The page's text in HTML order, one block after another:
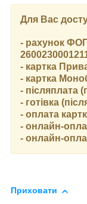
Для Вас
- рахунок
- картка
- картка
- післяплата
- готівка
- оплата
- онлайн-
- онлайн-
Приховати